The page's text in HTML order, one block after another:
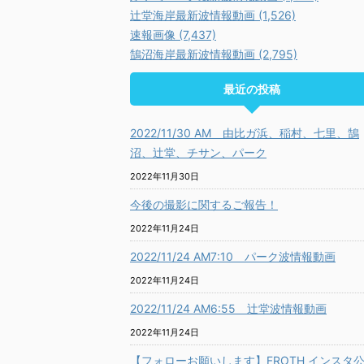
辻堂海岸最新波情報動画 (1,526)
速報画像 (7,437)
鵠沼海岸最新波情報動画 (2,795)
最近の投稿
2022/11/30 AM 由比ガ浜、稲村、七里、鵠
沼、辻堂、チサン、パーク
2022年11月30日
今後の撮影に関するご報告！
2022年11月24日
2022/11/24 AM7:10 パーク波情報動画
2022年11月24日
2022/11/24 AM6:55 辻堂波情報動画
2022年11月24日
【フォローお願いします】FROTH インスタ公